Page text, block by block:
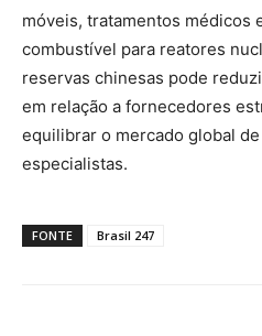
móveis, tratamentos médicos
combustível para reatores
reservas chinesas pode
em relação a fornecedores
equilibrar o mercado global
especialistas.
FONTE Brasil 247